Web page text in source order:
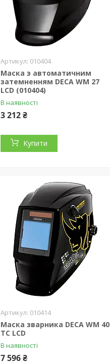
010404
Маска з автоматичним
затемненням DECA WM 27
LCD (010404)
В наявності
3 212 ₴
Купити
010414
Маска зварника DECA WM 40
TC LCD
В наявності
7 596 ₴